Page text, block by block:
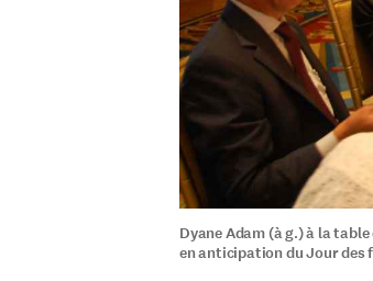
Dyane Adam (à g.) à la
en anticipation du Jour des